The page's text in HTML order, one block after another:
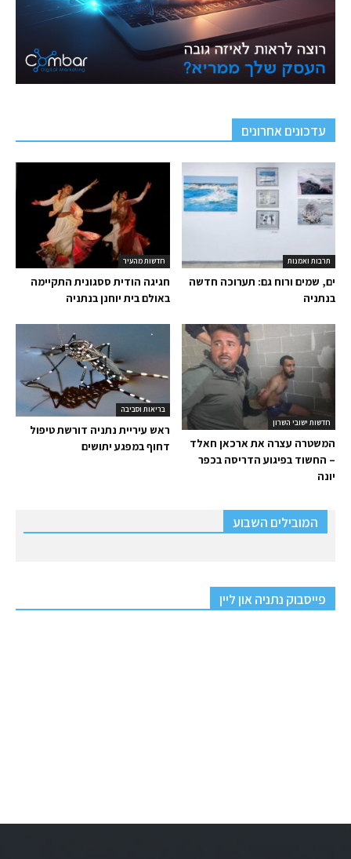
עדכונים אחרונים
חדשות מהעיר
חגיגה הודית ססגונית התקיימה
באולם בית יוחנן בנתניה
תרבות ואמנות
ים, שמים ורוח גם: תערוכה חדשה
בנתניה
בריאות וסביבה
ראש עיריית נתניה דורשת טיפול
דחוף במפגע יתושים
חדשות ישובי השרון
המשטרה עצרה את ארכאן חאלד
– החשוד בפיגוע הדריסה בכפר
יונה
המובילים השבוע
פייסבוק נתניה און ליין